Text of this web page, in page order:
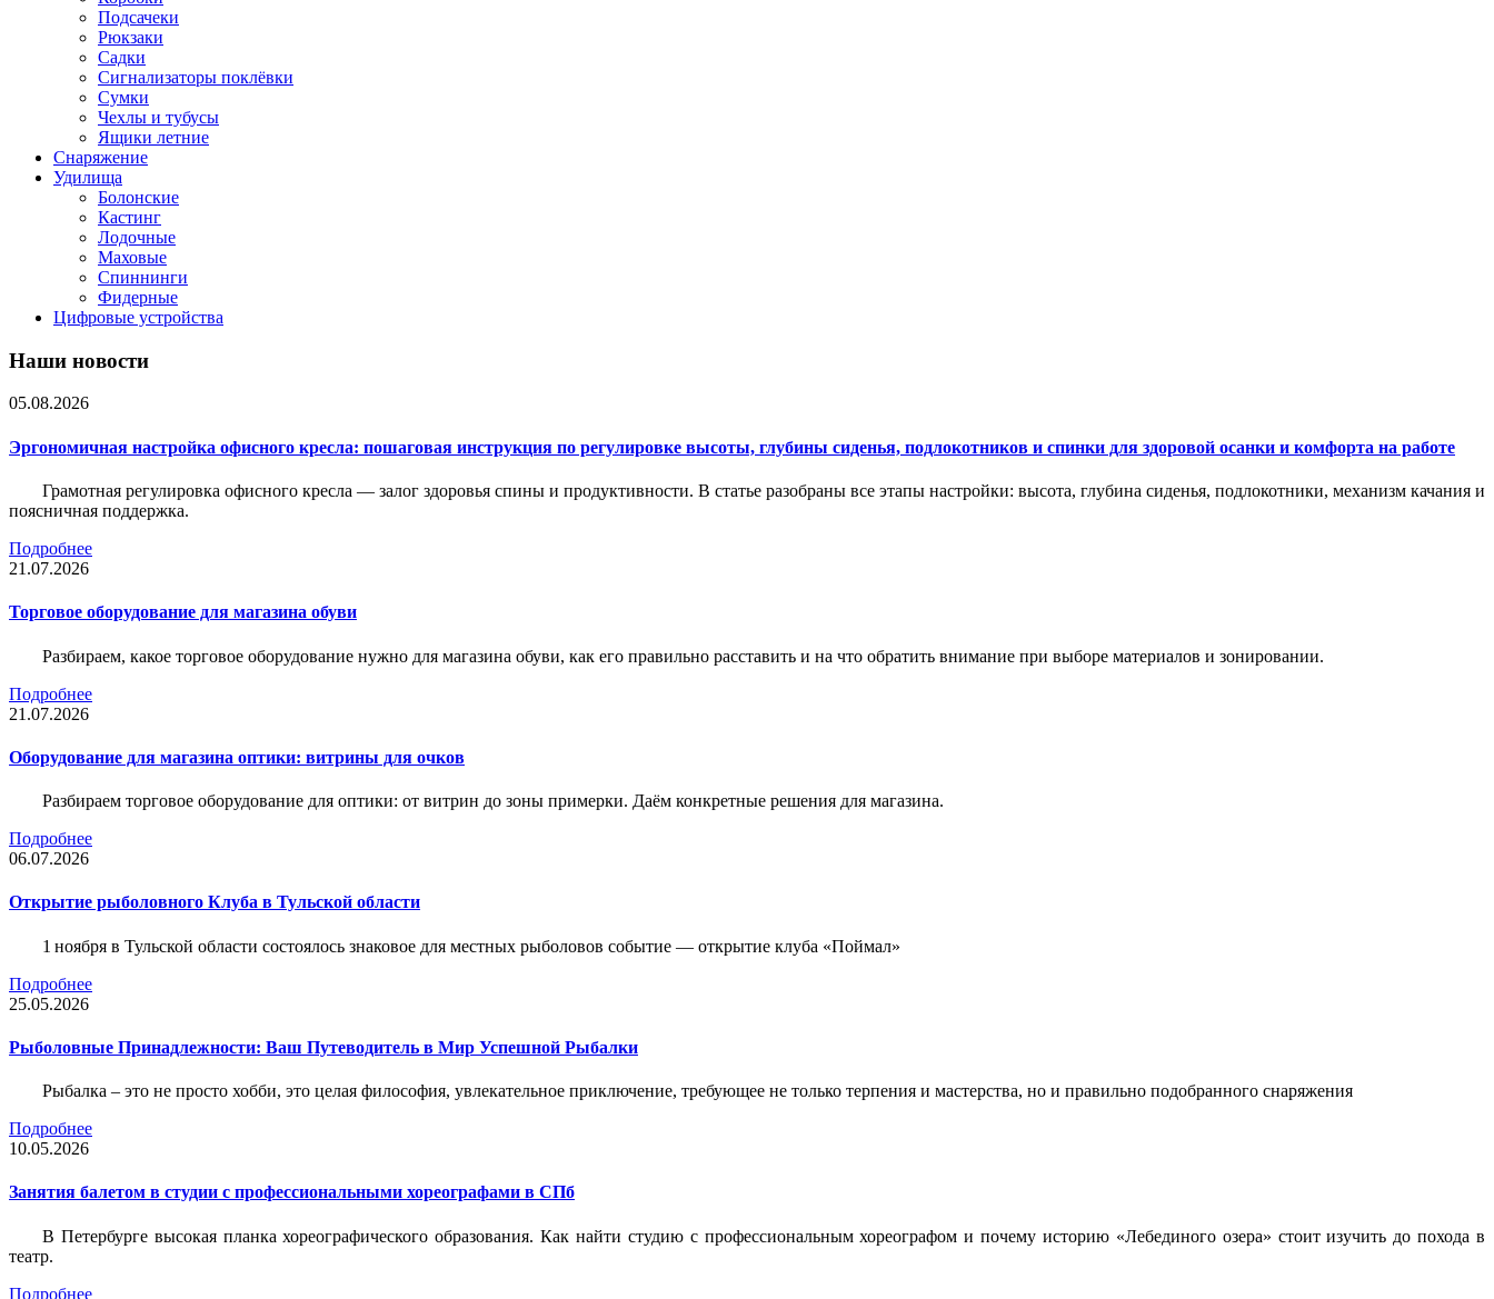
Подсачеки
Рюкзаки
Садки
Сигнализаторы поклёвки
Сумки
Чехлы и тубусы
Ящики летние
Снаряжение
Удилища
Болонские
Кастинг
Лодочные
Маховые
Спиннинги
Фидерные
Цифровые устройства
Наши новости
05.08.2026
Эргономичная настройка офисного кресла: пошаговая инструкция по регулировке высоты, глубины сиденья, подлокотников и спинки для здоровой осанки и комфорта на работе
Грамотная регулировка офисного кресла — залог здоровья спины и продуктивности. В статье разобраны все этапы настройки: высота, глубина сиденья, подлокотники, механизм качания и
поясничная поддержка.
Подробнее
21.07.2026
Торговое оборудование для магазина обуви
Разбираем, какое торговое оборудование нужно для магазина обуви, как его правильно расставить и на что обратить внимание при выборе материалов и зонировании.
Подробнее
21.07.2026
Оборудование для магазина оптики: витрины для очков
Разбираем торговое оборудование для оптики: от витрин до зоны примерки. Даём конкретные решения для магазина.
Подробнее
06.07.2026
Открытие рыболовного Клуба в Тульской области
1 ноября в Тульской области состоялось знаковое для местных рыболовов событие — открытие клуба «Поймал»
Подробнее
25.05.2026
Рыболовные Принадлежности: Ваш Путеводитель в Мир Успешной Рыбалки
Рыбалка – это не просто хобби, это целая философия, увлекательное приключение, требующее не только терпения и мастерства, но и правильно подобранного снаряжения
Подробнее
10.05.2026
Занятия балетом в студии с профессиональными хореографами в СПб
В Петербурге высокая планка хореографического образования. Как найти студию с профессиональным хореографом и почему историю «Лебединого озера» стоит изучить до похода в
театр.
Подробнее